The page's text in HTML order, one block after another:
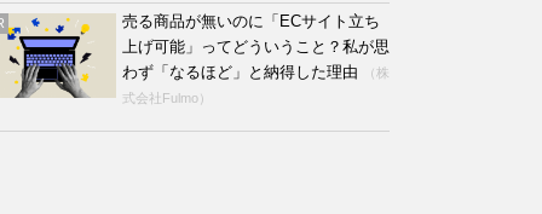
売る商品が無いのに「ECサイト立ち
上げ可能」ってどういうこと？私が思
わず「なるほど」と納得した理由
（株
式会社Fulmo）